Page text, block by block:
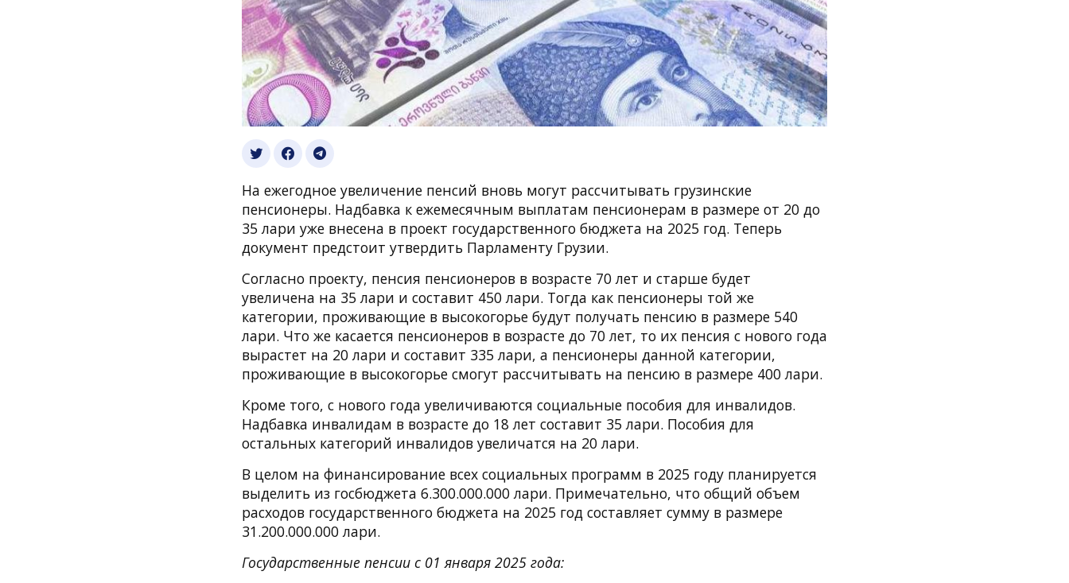
На ежегодное увеличение пенсий вновь могут рассчитывать грузинские
пенсионеры. Надбавка к ежемесячным выплатам пенсионерам в размере от 20 до
35 лари уже внесена в проект государственного бюджета на 2025 год. Теперь
документ предстоит утвердить Парламенту Грузии.
Согласно проекту, пенсия пенсионеров в возрасте 70 лет и старше будет
увеличена на 35 лари и составит 450 лари. Тогда как пенсионеры той же
категории, проживающие в высокогорье будут получать пенсию в размере 540
лари. Что же касается пенсионеров в возрасте до 70 лет, то их пенсия с нового года
вырастет на 20 лари и составит 335 лари, а пенсионеры данной категории,
проживающие в высокогорье смогут рассчитывать на пенсию в размере 400 лари.
Кроме того, с нового года увеличиваются социальные пособия для инвалидов.
Надбавка инвалидам в возрасте до 18 лет составит 35 лари. Пособия для
остальных категорий инвалидов увеличатся на 20 лари.
В целом на финансирование всех социальных программ в 2025 году планируется
выделить из госбюджета 6.300.000.000 лари. Примечательно, что общий объем
расходов государственного бюджета на 2025 год составляет сумму в размере
31.200.000.000 лари.
Государственные пенсии с 01 января 2025 года: